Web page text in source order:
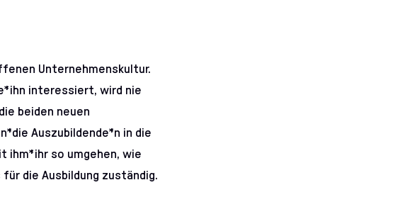
Unternehmenskultur.
interessiert, wird nie
beiden neuen
Auszubildende*n in die
ihm*ihr so umgehen, wie
die Ausbildung zuständig.